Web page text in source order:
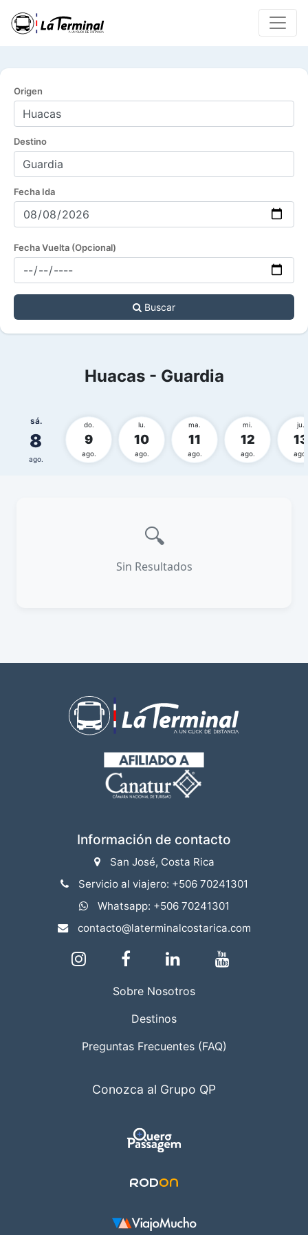
Origen
Destino
Fecha Ida
Fecha Vuelta (Opcional)
Buscar
Huacas - Guardia
sá.
8
ago.
do.
9
ago.
lu.
10
ago.
ma.
11
ago.
mi.
12
ago.
ju.
13
ago.
🔍
Sin Resultados
Información de contacto
San José, Costa Rica
Servicio al viajero: +506 70241301
Whatsapp: +506 70241301
contacto@laterminalcostarica.com
Sobre Nosotros
Destinos
Preguntas Frecuentes (FAQ)
Conozca al Grupo QP